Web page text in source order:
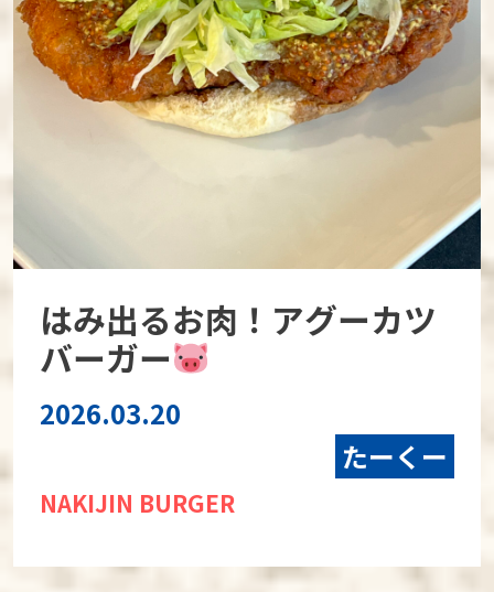
はみ出るお肉！アグーカツ
バーガー
2026.03.20
たーくー
NAKIJIN BURGER